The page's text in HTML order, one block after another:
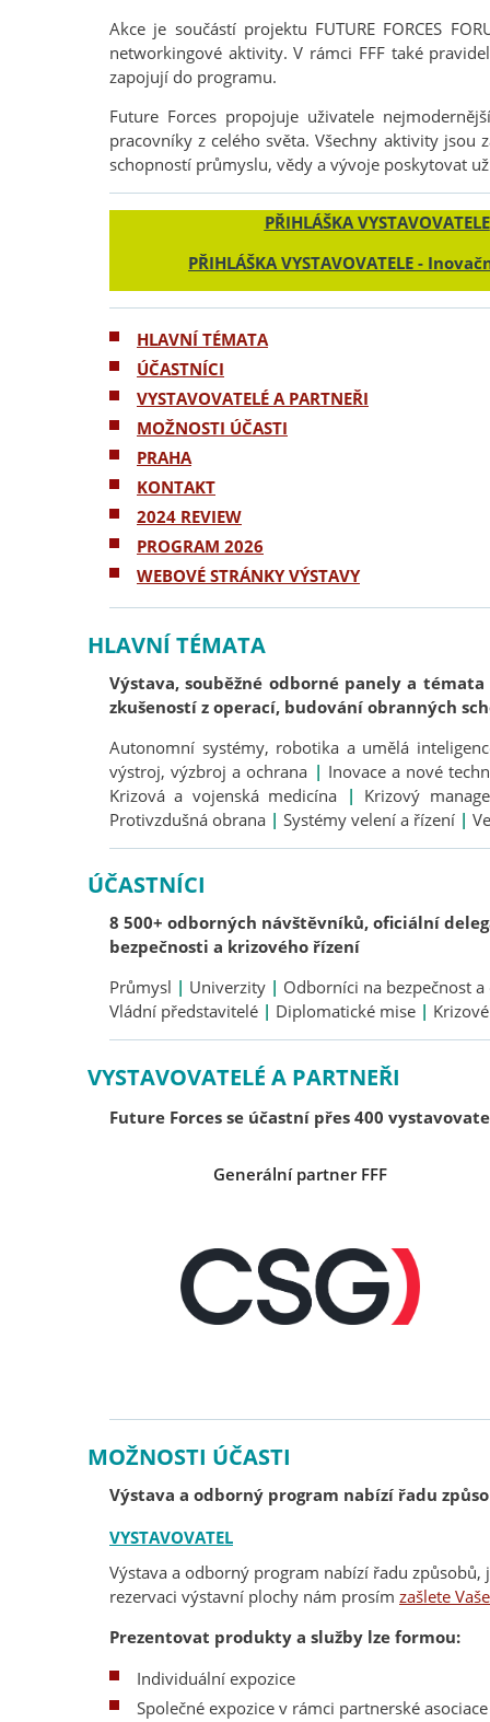
Akce je součástí projektu FUTURE FORCES
networkingové aktivity. V rámci FFF také
zapojují do programu.
Future Forces propojuje uživatele
pracovníky z celého světa. Všechny aktivity jsou
schopností průmyslu, vědy a vývoje poskytovat
PŘIHLÁŠKA VYSTAVOVATELE
PŘIHLÁŠKA VYSTAVOVATELE -
HLAVNÍ TÉMATA
ÚČASTNÍCI
VYSTAVOVATELÉ A PARTNEŘI
MOŽNOSTI ÚČASTI
PRAHA
KONTAKT
2024 REVIEW
PROGRAM 2026
WEBOVÉ STRÁNKY VÝSTAVY
HLAVNÍ TÉMATA
Výstava, souběžné odborné panely a
zkušeností z operací, budování obranných
Autonomní systémy, robotika a umělá
výstroj, výzbroj a ochrana | Inovace a nové
Krizová a vojenská medicína | Krizový
Protivzdušná obrana | Systémy velení a řízení |
ÚČASTNÍCI
8 500+ odborných návštěvníků, oficiální
bezpečnosti a krizového řízení
Průmysl | Univerzity | Odborníci na bezpečnost
Vládní představitelé | Diplomatické mise |
VYSTAVOVATELÉ A PARTNEŘI
Future Forces se účastní přes 400
Generální partner FFF
MOŽNOSTI ÚČASTI
Výstava a odborný program nabízí řadu
VYSTAVOVATEL
Výstava a odborný program nabízí řadu
rezervaci výstavní plochy nám prosím zašlete
Prezentovat produkty a služby lze formou:
Individuální expozice
Společné expozice v rámci partnerské